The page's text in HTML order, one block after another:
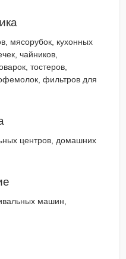
мясорубок, кухонных
чайников,
тостеров,
фильтров для
центров, домашних
машин,